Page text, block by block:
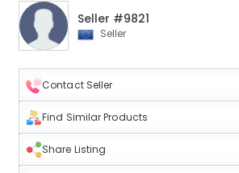
Seller #9821
Seller
Contact Seller
Find Similar Products
Share Listing